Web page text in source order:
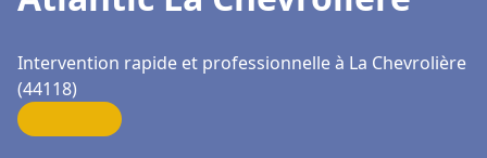
Intervention rapide et professionnelle à La Chevrolière
(44118)